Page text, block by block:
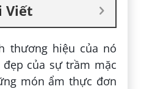
Viết
thương hiệu của nó
của sự trầm mặc
món ẩm thực đơn